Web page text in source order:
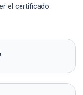
el certificado